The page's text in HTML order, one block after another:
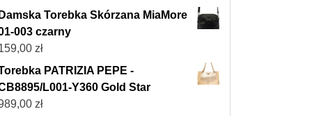
Damska Torebka Skórzana MiaMore
003 czarny
zł
PATRIZIA PEPE -
L001-Y360 Gold Star
zł